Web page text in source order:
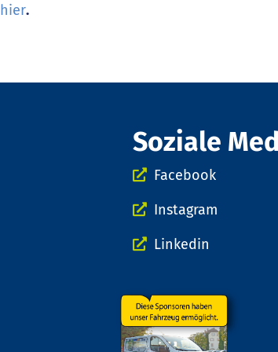
hier.
Soziale
Facebook
Instagram
Linkedin